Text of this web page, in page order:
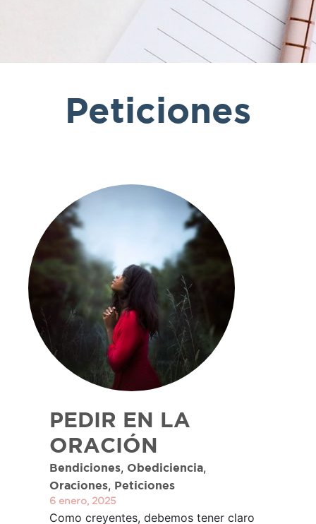
Peticiones
PEDIR EN LA
ORACIÓN
Bendiciones, Obediciencia,
Oraciones, Peticiones
6 enero, 2025
Como creyentes, debemos tener claro